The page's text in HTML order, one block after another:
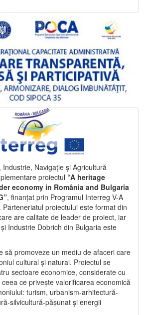
Navigație și Agricultură
proiectul “A heritage
economy in România and Bulgaria
, finanțat prin Programul Interreg V-A
Parteneriatul proiectului este format din
are calitate de leader de proiect, iar
Industrie Dobrich din Bulgaria este
să promoveze un mediu de afaceri care
cultural și natural. Proiectul se
sectoare economice, considerate cu
ce privește valorificarea economică
turism, urbanism-arhitectură-
silvicultură-pășunat și energii